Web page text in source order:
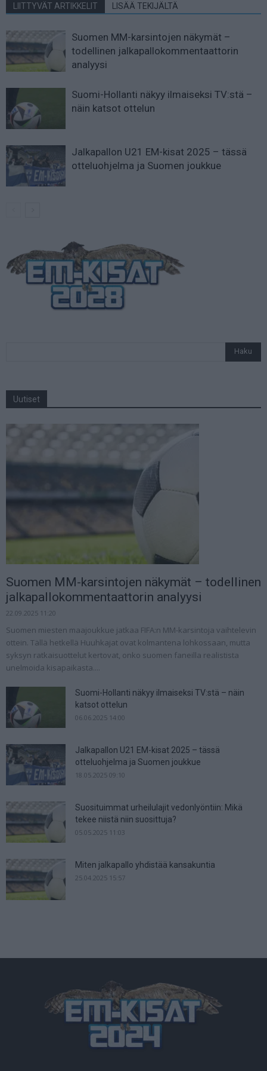
LIITTYVÄT ARTIKKELIT LISÄÄ TEKIJÄLTÄ
Suomen MM-karsintojen näkymät –
todellinen jalkapallokommentaattorin
analyysi
Suomi-Hollanti näkyy ilmaiseksi TV:stä –
näin katsot ottelun
Jalkapallon U21 EM-kisat 2025 – tässä
otteluohjelma ja Suomen joukkue
Uutiset
Suomen MM-karsintojen näkymät – todellinen
jalkapallokommentaattorin analyysi
22.09.2025 11:20
Suomen miesten maajoukkue jatkaa FIFA:n MM-karsintoja vaihtelevin
ottein. Tällä hetkellä Huuhkajat ovat kolmantena lohkossaan, mutta
syksyn ratkaisuottelut kertovat, onko suomen faneilla realistista
unelmoida kisapaikasta....
Suomi-Hollanti näkyy ilmaiseksi TV:stä – näin
katsot ottelun
06.06.2025 14:00
Jalkapallon U21 EM-kisat 2025 – tässä
otteluohjelma ja Suomen joukkue
18.05.2025 09:10
Suosituimmat urheilulajit vedonlyöntiin: Mikä
tekee niistä niin suosittuja?
05.05.2025 11:03
Miten jalkapallo yhdistää kansakuntia
25.04.2025 15:57